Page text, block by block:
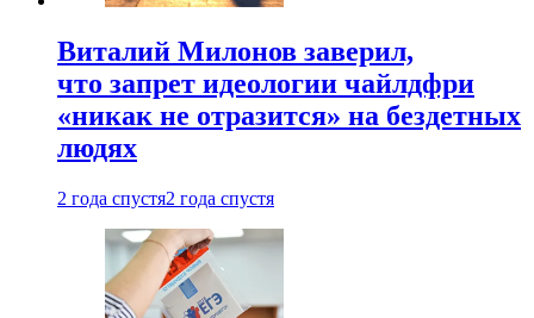
Виталий Милонов заверил,
что запрет идеологии чайлдфри
«никак не отразится» на бездетных
людях
2 года спустя2 года спустя